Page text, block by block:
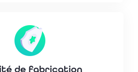
de fabrication